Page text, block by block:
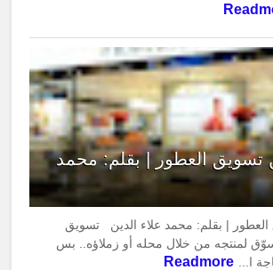
تسويق العطور | بقلم: محمد
| بقلم: محمد علاء الدين تسويق
لمنتجه من خلال محله أو زملاؤه.. بس
ا...
Readmore